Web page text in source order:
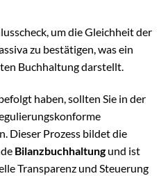
um die Gleichheit der
zu bestätigen, was ein
Buchhaltung darstellt.
haben, sollten Sie in der
Dieser Prozess bildet die
Bilanzbuchhaltungund ist
Transparenz und Steuerung